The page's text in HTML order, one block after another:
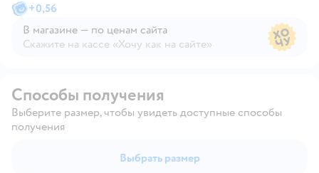
+0,56
В магазине — по ценам сайта
Скажите на кассе «Хочу как на сайте»
Способы получения
Выберите размер, чтобы увидеть доступные способы
получения
Выбрать размер